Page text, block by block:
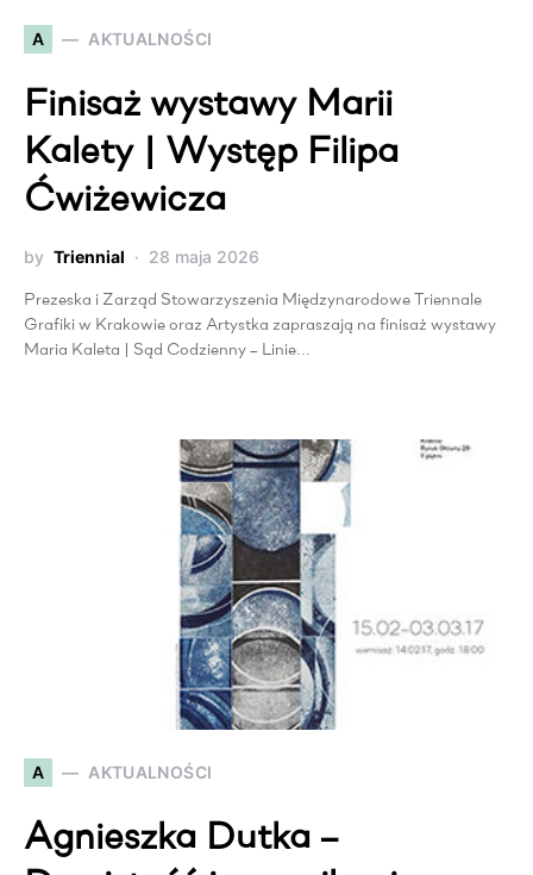
A AKTUALNOŚCI
Finisaż wystawy Marii
Kalety | Występ Filipa
Ćwiżewicza
by Triennial 28 maja 2026
Prezeska i Zarząd Stowarzyszenia Międzynarodowe Triennale
Grafiki w Krakowie oraz Artystka zapraszają na finisaż wystawy
Maria Kaleta | Sąd Codzienny – Linie…
A AKTUALNOŚCI
Agnieszka Dutka –